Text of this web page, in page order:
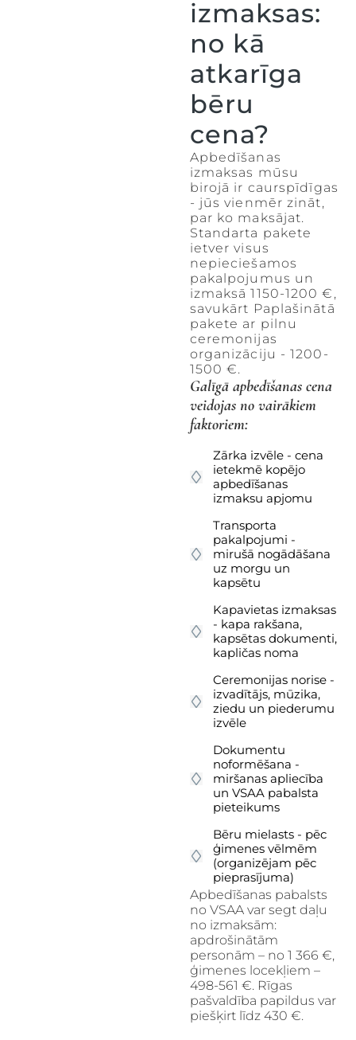
izmaksas:
no kā
atkarīga
bēru
cena?
Apbedīšanas
izmaksas mūsu
birojā ir caurspīdīgas
- jūs vienmēr zināt,
par ko maksājat.
Standarta pakete
ietver visus
nepieciešamos
pakalpojumus un
izmaksā 1150-1200 €,
savukārt Paplašinātā
pakete ar pilnu
ceremonijas
organizāciju - 1200-
1500 €.
Galīgā apbedīšanas cena
veidojas no vairākiem
faktoriem:
Zārka izvēle - cena
ietekmē kopējo
apbedīšanas
izmaksu apjomu
Transporta
pakalpojumi -
mirušā nogādāšana
uz morgu un
kapsētu
Kapavietas izmaksas
- kapa rakšana,
kapsētas dokumenti,
kapličas noma
Ceremonijas norise -
izvadītājs, mūzika,
ziedu un piederumu
izvēle
Dokumentu
noformēšana -
miršanas apliecība
un VSAA pabalsta
pieteikums
Bēru mielasts - pēc
ģimenes vēlmēm
(organizējam pēc
pieprasījuma)
Apbedīšanas pabalsts
no VSAA var segt daļu
no izmaksām:
apdrošinātām
personām – no 1 366 €,
ģimenes locekļiem –
498-561 €. Rīgas
pašvaldība papildus var
piešķirt līdz 430 €.